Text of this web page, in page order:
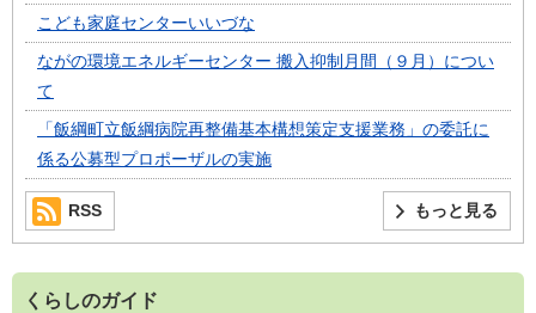
こども家庭センターいいづな
ながの環境エネルギーセンター 搬入抑制月間（９月）につい
て
「飯綱町立飯綱病院再整備基本構想策定支援業務」の委託に
係る公募型プロポーザルの実施
もっと見る
RSS
くらしのガイド